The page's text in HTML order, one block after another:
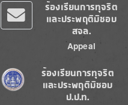
ร้องเรียนการทุจริต
และประพฤติมิชอบ
สจล.
Appeal
Image
ร้องเรียนการทุจริต
และประพฤติมิชอบ
ป.ป.ท.